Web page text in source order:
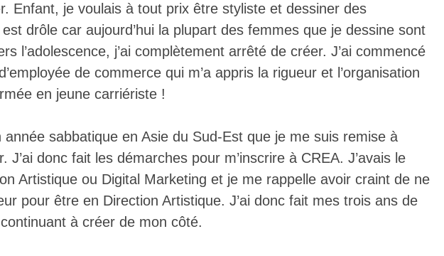
Enfant, je voulais à tout prix être styliste et dessiner des
drôle car aujourd’hui la plupart des femmes que je dessine sont
l’adolescence, j’ai complètement arrêté de créer. J’ai commencé
de commerce qui m’a appris la rigueur et l’organisation
en jeune carriériste !
année sabbatique en Asie du Sud-Est que je me suis remise à
J’ai donc fait les démarches pour m’inscrire à CREA. J’avais le
Artistique ou Digital Marketing et je me rappelle avoir craint de ne
pour être en Direction Artistique. J’ai donc fait mes trois ans de
à créer de mon côté.